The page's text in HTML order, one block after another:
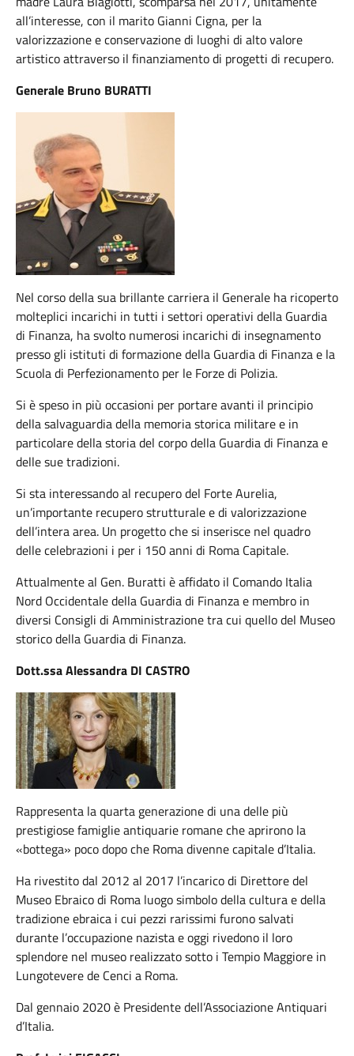
all’interesse, con il marito Gianni Cigna, per la
valorizzazione e conservazione di luoghi di alto valore
artistico attraverso il finanziamento di progetti di recupero.
Generale Bruno BURATTI
Nel corso della sua brillante carriera il Generale ha ricoperto
molteplici incarichi in tutti i settori operativi della Guardia
di Finanza, ha svolto numerosi incarichi di insegnamento
presso gli istituti di formazione della Guardia di Finanza e la
Scuola di Perfezionamento per le Forze di Polizia.
Si è speso in più occasioni per portare avanti il principio
della salvaguardia della memoria storica militare e in
particolare della storia del corpo della Guardia di Finanza e
delle sue tradizioni.
Si sta interessando al recupero del Forte Aurelia,
un’importante recupero strutturale e di valorizzazione
dell’intera area. Un progetto che si inserisce nel quadro
delle celebrazioni i per i 150 anni di Roma Capitale.
Attualmente al Gen. Buratti è affidato il Comando Italia
Nord Occidentale della Guardia di Finanza e membro in
diversi Consigli di Amministrazione tra cui quello del Museo
storico della Guardia di Finanza.
Dott.ssa Alessandra DI CASTRO
Rappresenta la quarta generazione di una delle più
prestigiose famiglie antiquarie romane che aprirono la
«bottega» poco dopo che Roma divenne capitale d’Italia.
Ha rivestito dal 2012 al 2017 l’incarico di Direttore del
Museo Ebraico di Roma luogo simbolo della cultura e della
tradizione ebraica i cui pezzi rarissimi furono salvati
durante l’occupazione nazista e oggi rivedono il loro
splendore nel museo realizzato sotto i Tempio Maggiore in
Lungotevere de Cenci a Roma.
Dal gennaio 2020 è Presidente dell’Associazione Antiquari
d’Italia.